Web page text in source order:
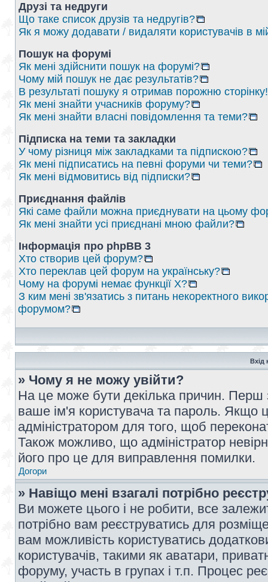
Друзі та недруги
Що таке список друзів та недругів?
Як я можу додавати / видаляти користувачів в
Пошук на форумі
Як мені здійснити пошук на форумі?
Чому мій пошук не дає результатів?
В результаті пошуку я отримав порожню сторінку!
Як мені знайти учасників форуму?
Як мені знайти власні повідомлення та теми?
Підписка на теми та закладки
У чому різниця між закладками та підпискою?
Як мені підписатись на певні форуми чи теми?
Як мені відмовитись від підписки?
Приєднання файлів
Які саме файли можна приєднувати на цьому
Як мені знайти усі приєднані мною файли?
Інформація про phpBB 3
Хто створив цей форум?
Хто переклав цей форум на українську?
Чому на форумі немає функції X?
З ким мені зв'язатись з питань некоректного
форумом?
Вхід
» Чому я не можу увійти?
На це може бути декілька причин. Перш
ваше ім'я користувача та пароль. Якщо
адміністратором для того, щоб
Також можливо, що адміністратор
його про це для виправлення помилки.
Догори
» Навіщо мені взагалі потрібно
Ви можете цього і не робити, все
потрібно вам реєструватись для
вам можливість користуватись
користувачів, такими як аватари,
форуму, участь в групах і т.п. Процес